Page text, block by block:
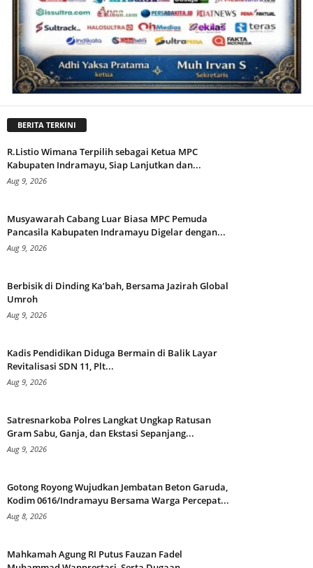
BERITA TERKINI
R.Listio Wimana Terpilih sebagai Ketua MPC
Kabupaten Indramayu, Siap Lanjutkan dan...
Aug 9, 2026
Musyawarah Cabang Luar Biasa MPC Pemuda
Pancasila Kabupaten Indramayu Digelar dengan...
Aug 9, 2026
Berbisik di Dinding Ka’bah, Bersama Jazirah Global
Umroh
Aug 9, 2026
Kadis Pendidikan Diduga Bermain di Balik Layar
Revitalisasi SDN 11, Plt...
Aug 9, 2026
Satresnarkoba Polres Langkat Ungkap Ratusan
Gram Sabu, Ganja, dan Ekstasi Sepanjang...
Aug 9, 2026
Gotong Royong Wujudkan Jembatan Beton Garuda,
Kodim 0616/Indramayu Bersama Warga Percepat...
Aug 8, 2026
Mahkamah Agung RI Putus Fauzan Fadel